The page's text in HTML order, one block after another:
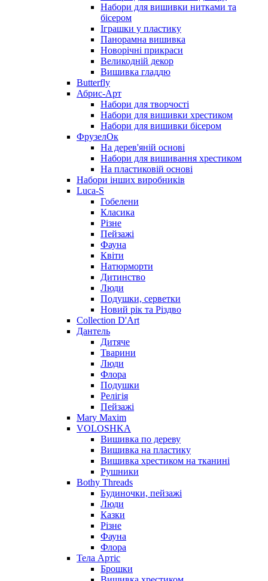
Набори для вишивки нитками та
бісером
Іграшки у пластику
Панорамна вишивка
Новорічні прикраси
Великодній декор
Вишивка гладдю
Butterfly
Абрис-Арт
Набори для творчості
Набори для вишивки хрестиком
Набори для вишивки бісером
ФрузелОк
На дерев'яній основі
Набори для вишивання хрестиком
На пластиковій основі
Набори інших виробників
Luca-S
Гобелени
Класика
Різне
Пейзажі
Фауна
Квіти
Натюрморти
Дитинство
Люди
Подушки, серветки
Новий рік та Різдво
Collection D'Art
Дантель
Дитяче
Тварини
Люди
Флора
Подушки
Релігія
Пейзажі
Mary Maxim
VOLOSHKA
Вишивка по дереву
Вишивка на пластику
Вишивка хрестиком на тканині
Рушники
Bothy Threads
Будиночки, пейзажі
Люди
Казки
Різне
Фауна
Флора
Тела Артіс
Брошки